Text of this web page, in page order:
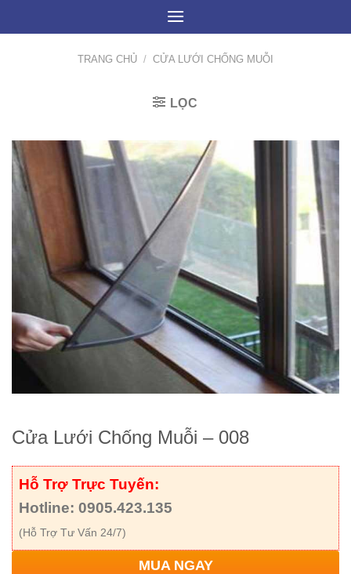
TRANG CHỦ / CỬA LƯỚI CHỐNG MUỖI
LỌC
Cửa Lưới Chống Muỗi – 008
Hỗ Trợ Trực Tuyến:
Hotline: 0905.423.135
(Hỗ Trợ Tư Vấn 24/7)
MUA NGAY